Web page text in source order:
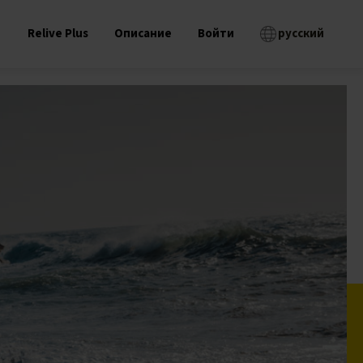
Relive Plus Описание Войти русский